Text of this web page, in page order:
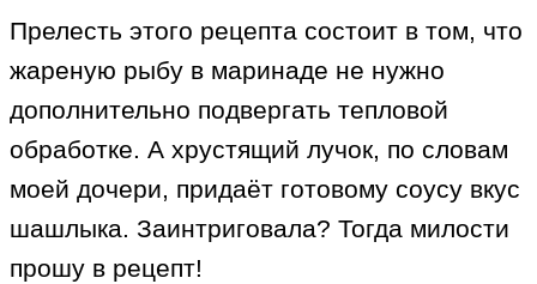
Прелесть этого рецепта состоит в том, что
жареную рыбу в маринаде не нужно
дополнительно подвергать тепловой
обработке. А хрустящий лучок, по словам
моей дочери, придаёт готовому соусу вкус
шашлыка. Заинтриговала? Тогда милости
прошу в рецепт!